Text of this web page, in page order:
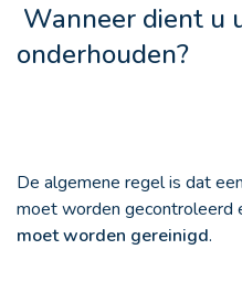
Wanneer dient u
onderhouden?
De algemene regel is dat
moet worden gecontroleerd
moet worden gereinigd.